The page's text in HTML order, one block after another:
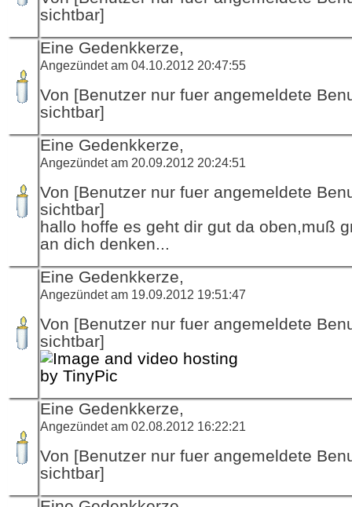
sichtbar]
Eine Gedenkkerze,
Angezündet am 04.10.2012 20:47:55
Von [Benutzer nur fuer angemeldete
sichtbar]
Eine Gedenkkerze,
Angezündet am 20.09.2012 20:24:51
Von [Benutzer nur fuer angemeldete
sichtbar]
hallo hoffe es geht dir gut da oben,muß
an dich denken...
Eine Gedenkkerze,
Angezündet am 19.09.2012 19:51:47
Von [Benutzer nur fuer angemeldete
sichtbar]
Eine Gedenkkerze,
Angezündet am 02.08.2012 16:22:21
Von [Benutzer nur fuer angemeldete
sichtbar]